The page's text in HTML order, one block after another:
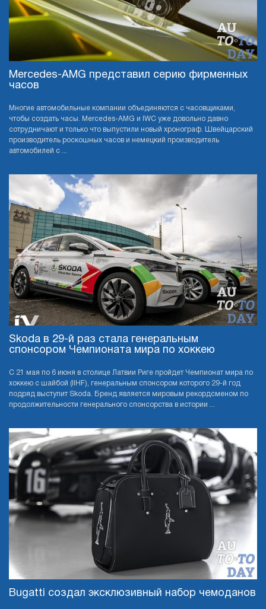
Mercedes-AMG представил серию фирменных
часов
Многие автомобильные компании объединяются с часовщиками,
чтобы создать часы. Mercedes-AMG и IWC уже довольно давно
сотрудничают и только что выпустили новый хронограф. Швейцарский
производитель роскошных часов и немецкий производитель
автомобилей с ...
Skoda в 29-й раз стала генеральным
спонсором Чемпионата мира по хоккею
С 21 мая по 6 июня в столице Латвии Риге пройдет Чемпионат мира по
хоккею с шайбой (IIHF), генеральным спонсором которого 29-й год
подряд выступит Skoda. Бренд является мировым рекордсменом по
продолжительности генерального спонсорства в истории ...
Bugatti создал эксклюзивный набор чемоданов